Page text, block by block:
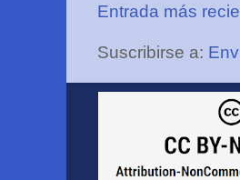
Entrada más
Suscribirse a: